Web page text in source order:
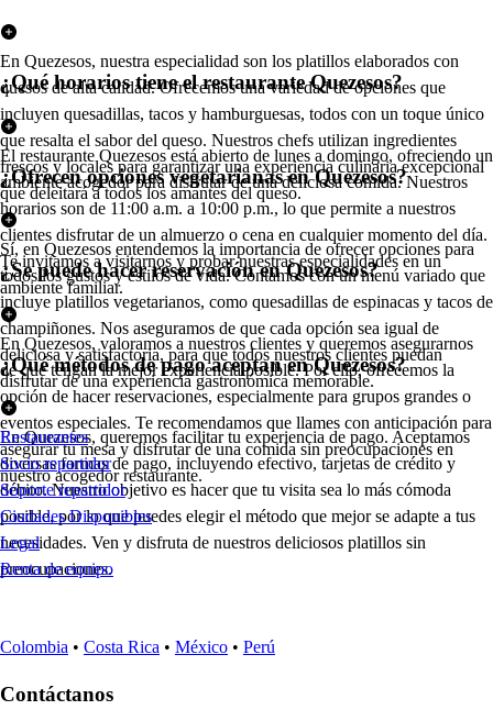
En Quezesos, nuestra especialidad son los platillos elaborados con
quesos de alta calidad. Ofrecemos una variedad de opciones que
incluyen quesadillas, tacos y hamburguesas, todos con un toque único
que resalta el sabor del queso. Nuestros chefs utilizan ingredientes
frescos y locales para garantizar una experiencia culinaria excepcional
que deleitará a todos los amantes del queso.
¿Qué horarios tiene el restaurante Quezesos?
El restaurante Quezesos está abierto de lunes a domingo, ofreciendo un
ambiente acogedor para disfrutar de una deliciosa comida. Nuestros
horarios son de 11:00 a.m. a 10:00 p.m., lo que permite a nuestros
clientes disfrutar de un almuerzo o cena en cualquier momento del día.
Te invitamos a visitarnos y probar nuestras especialidades en un
ambiente familiar.
¿Ofrecen opciones vegetarianas en Quezesos?
Sí, en Quezesos entendemos la importancia de ofrecer opciones para
todos los gustos y estilos de vida. Contamos con un menú variado que
incluye platillos vegetarianos, como quesadillas de espinacas y tacos de
champiñones. Nos aseguramos de que cada opción sea igual de
deliciosa y satisfactoria, para que todos nuestros clientes puedan
disfrutar de una experiencia gastronómica memorable.
¿Se puede hacer reservación en Quezesos?
En Quezesos, valoramos a nuestros clientes y queremos asegurarnos
de que tengan la mejor experiencia posible. Por ello, ofrecemos la
opción de hacer reservaciones, especialmente para grupos grandes o
eventos especiales. Te recomendamos que llames con anticipación para
asegurar tu mesa y disfrutar de una comida sin preocupaciones en
nuestro acogedor restaurante.
¿Qué métodos de pago aceptan en Quezesos?
En Quezesos, queremos facilitar tu experiencia de pago. Aceptamos
diversas formas de pago, incluyendo efectivo, tarjetas de crédito y
débito. Nuestro objetivo es hacer que tu visita sea lo más cómoda
posible, por lo que puedes elegir el método que mejor se adapte a tus
necesidades. Ven y disfruta de nuestros deliciosos platillos sin
preocupaciones.
Restaurantes
Socio repartidor
Soporte repartidor
Ciudades Disponibles
Legal
Renta de equipo
Colombia • Costa Rica • México • Perú
Contáctanos